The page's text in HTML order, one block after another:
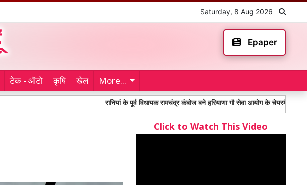
Saturday, 8 Aug 2026
Epaper
टेक - ऑटो कृषि खेल More...
रानियां के पूर्व विधायक रामचंद्र कंबोज बने हरियाणा गौ सेवा आयोग के चेयरमैन Toll
Click to Watch This Video